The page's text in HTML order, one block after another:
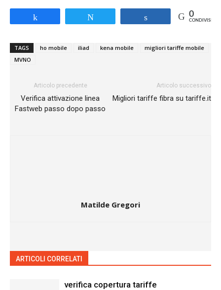
0
CONDIVISIONI
TAGS ho mobile iliad kena mobile
migliori tariffe mobile
MVNO
Articolo precedente
Verifica attivazione linea
Fastweb passo dopo passo
Articolo successivo
Migliori tariffe fibra su tariffe.it
Matilde Gregori
ARTICOLI CORRELATI
verifica copertura tariffe